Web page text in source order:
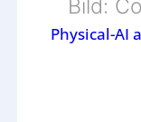
Bild:
Physical-AI